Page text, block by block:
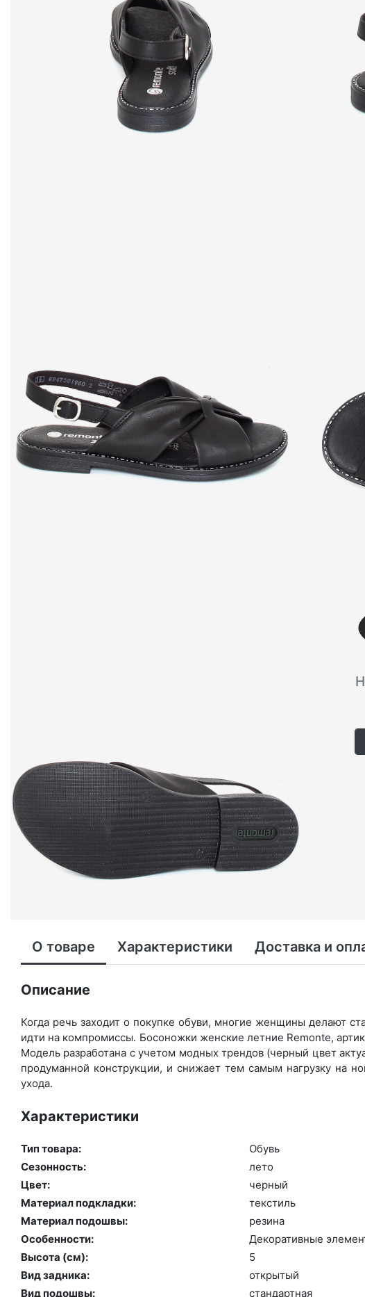
О товаре Характеристики Доставка и
Описание
Когда речь заходит о покупке обуви, многие женщины делают
идти на компромиссы. Босоножки женские летние Remonte,
Модель разработана с учетом модных трендов (чер­ный цвет
продуманной конструкции, и снижает тем самым нагрузку на
ухода.
Характеристики
Тип товара: Обувь
Сезонность:
ле­то
Цвет:
чер­ный
Материал подкладки:
текс­тиль
Материал подошвы:
ре­зина
Особенности:
Де­кора­тив­ные
Высота (cм):
5
Вид задника:
отк­ры­тый
Вид подошвы:
стан­дарт­ная